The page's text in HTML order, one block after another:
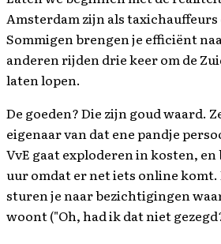
Amsterdam zijn als
Sommigen brengen je efficiënt
anderen rijden drie keer om de
laten lopen.
De goeden? Die zijn goud waard.
eigenaar van dat ene pandje
VvE gaat exploderen in kosten, en
uur omdat er net iets online komt.
sturen je naar bezichtigingen
woont ("Oh, had ik dat niet